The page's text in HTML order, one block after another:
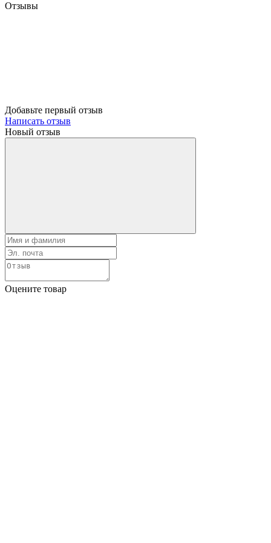
Отзывы
Добавьте первый отзыв
Написать отзыв
Новый отзыв
Оцените товар